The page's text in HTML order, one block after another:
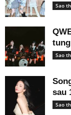
Sao
Sao
sau
Sao